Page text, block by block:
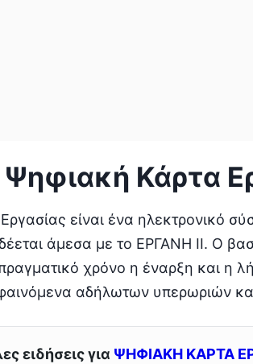
Ψηφιακή Κάρτα
είναι ένα ηλεκτρονικό
άμεσα με το ΕΡΓΑΝΗ ΙΙ. Ο
χρόνο η έναρξη και η
φαινόμενα αδήλωτων υπερωριών
ειδήσεις για ΨΗΦΙΑΚΗ ΚΑΡΤΑ